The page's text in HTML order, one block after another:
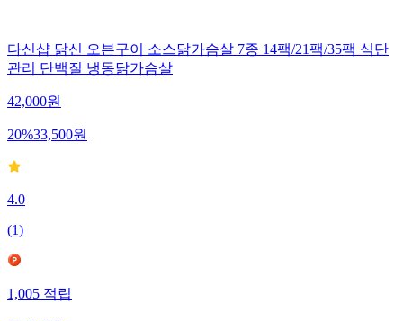
다신샵 닭신 오븐구이 소스닭가슴살 7종 14팩/21팩/35팩 식단
관리 단백질 냉동닭가슴살
42,000원
20%33,500원
4.0
(1)
1,005적립